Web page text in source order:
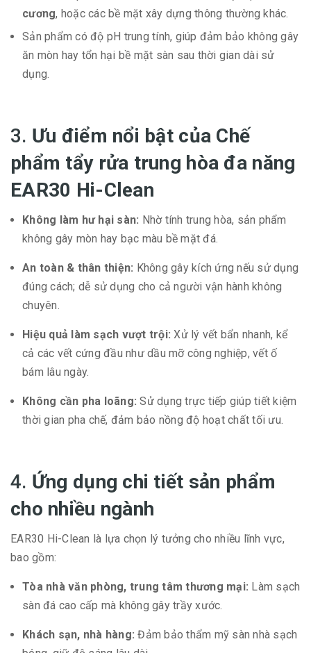
cương, hoặc các bề mặt xây dựng thông thường khác.
Sản phẩm có độ pH trung tính, giúp đảm bảo không gây
ăn mòn hay tổn hại bề mặt sàn sau thời gian dài sử
dụng.
3. Ưu điểm nổi bật của Chế
phẩm tẩy rửa trung hòa đa năng
EAR30 Hi-Clean
Không làm hư hại sàn: Nhờ tính trung hòa, sản phẩm
không gây mòn hay bạc màu bề mặt đá.
An toàn & thân thiện: Không gây kích ứng nếu sử dụng
đúng cách; dễ sử dụng cho cả người vận hành không
chuyên.
Hiệu quả làm sạch vượt trội: Xử lý vết bẩn nhanh, kể
cả các vết cứng đầu như dầu mỡ công nghiệp, vết ố
bám lâu ngày.
Không cần pha loãng: Sử dụng trực tiếp giúp tiết kiệm
thời gian pha chế, đảm bảo nồng độ hoạt chất tối ưu.
4. Ứng dụng chi tiết sản phẩm
cho nhiều ngành
EAR30 Hi-Clean là lựa chọn lý tưởng cho nhiều lĩnh vực,
bao gồm:
Tòa nhà văn phòng, trung tâm thương mại: Làm sạch
sàn đá cao cấp mà không gây trầy xước.
Khách sạn, nhà hàng: Đảm bảo thẩm mỹ sàn nhà sạch